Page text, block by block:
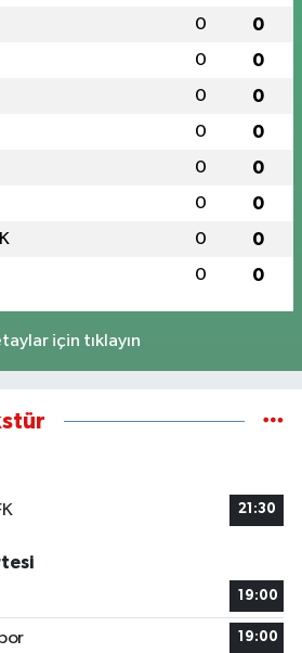
0 0
0 0
0 0
0 0
0 0
0 0
0 0
0 0
için tıklayın
21:30
19:00
19:00